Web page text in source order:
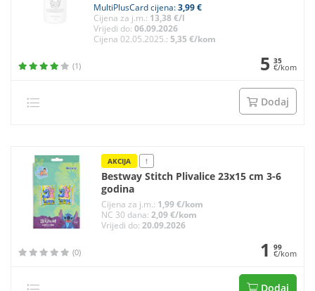
MultiPlusCard cijena:3,99 €
Cijena za j.m.: 13,38 €/l
Vrijedi do: 06.09.2026
Cijena 02.05.2025.: 5,35 €/kom
(1) 5 35
€/kom
Dodaj
AKCIJA !
Bestway Stitch Plivalice 23x15 cm 3-6
godina
Cijena za j.m.: 1,99 €/kom
NC 30 dana:2,09 €/kom
Vrijedi do:20.09.2026
(0) 1 99
€/kom
Dodaj